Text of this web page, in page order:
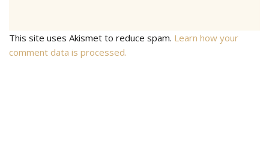
This site uses Akismet to reduce spam. Learn how your
comment data is processed.